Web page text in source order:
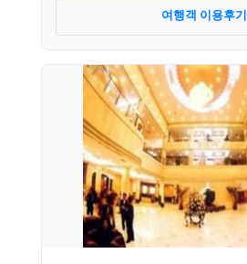
여행객 이용후기